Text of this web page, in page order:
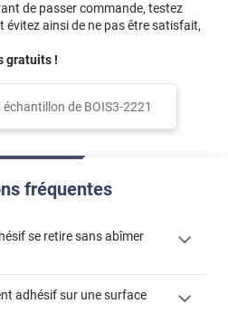
de passer commande, testez
ainsi de ne pas être satisfait,
gratuits !
échantillon de BOIS3-2221
fréquentes
se retire sans abîmer
adhésif sur une surface